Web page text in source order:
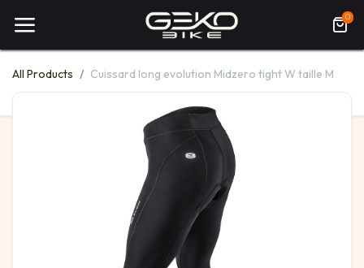
0
All Products Cuissard long evolution Midzero tight W taille M